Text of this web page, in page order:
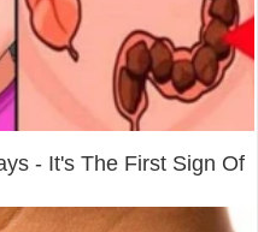
- It's The First Sign Of